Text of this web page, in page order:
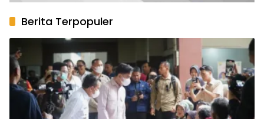
Berita Terpopuler